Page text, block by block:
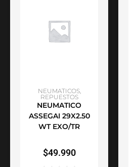
AÑADIR AL CARRITO
NEUMATICOS,
REPUESTOS
NEUMATICO
ASSEGAI 29X2.50
WT EXO/TR
$49.990